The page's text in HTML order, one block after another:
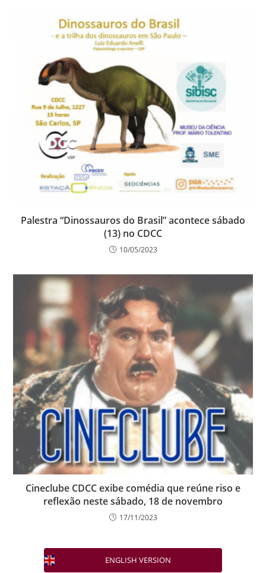
Palestra “Dinossauros do Brasil” acontece sábado
(13) no CDCC
10/05/2023
Cineclube CDCC exibe comédia que reúne riso e
reflexão neste sábado, 18 de novembro
17/11/2023
ENGLISH VERSION